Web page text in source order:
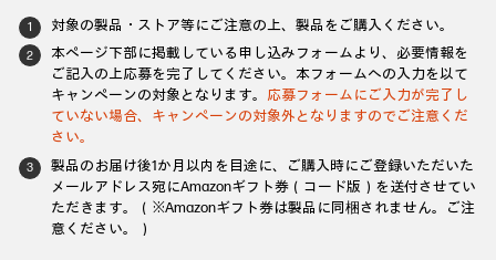
対象の製品・ストア等にご注意の上、製品をご購入ください。
本ページ下部に掲載している申し込みフォームより、必要情報を
ご記入の上応募を完了してください。本フォームへの入力を以て
キャンペーンの対象となります。 応募フォームにご入力が完了し
ていない場合、キャンペーンの対象外となりますのでご注意くだ
さい。
製品のお届け後1か月以内を目途に、ご購入時にご登録いただいた
メールアドレス宛にAmazonギフト券（コード版）を送付させてい
ただきます。（※Amazonギフト券は製品に同梱されません。ご注
意ください。）